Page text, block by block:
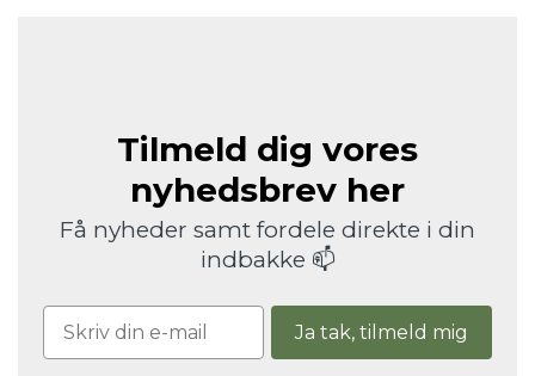
Tilmeld dig vores
nyhedsbrev her
Få nyheder samt fordele direkte i din
indbakke 📫
Ja tak, tilmeld mig